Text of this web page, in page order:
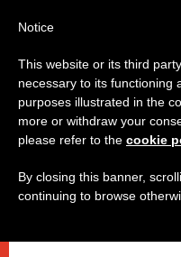
Notice
This website or its third
necessary to its functioning
purposes illustrated in the
more or withdraw your
please refer to the cookie
By closing this banner,
continuing to browse